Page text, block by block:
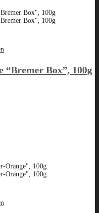
“Bremer Box”, 100g